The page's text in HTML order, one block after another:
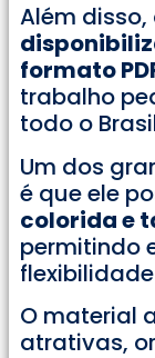
Além
formato
trabalho
todo o
Um dos
é que ele
colorida e
permitindo
O material
atrativas,